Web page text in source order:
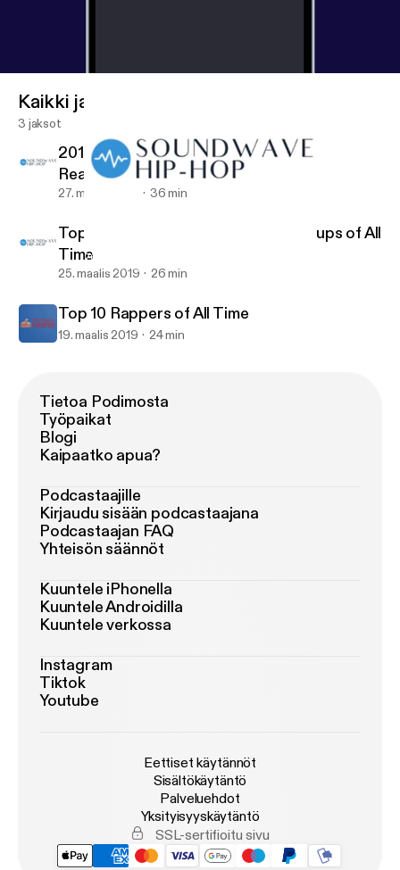
2019 XXL Freshman List Candidates Reaction
The Stars & Gripes
Kaikki jaksot
3 jaksot
2019 XXL Freshman List Candidates
Reaction
27. maalis 2019 36 min
Top 10 Rap Albums & Top 5 Rap Groups of All
Time
25. maalis 2019 26 min
Top 10 Rappers of All Time
19. maalis 2019 24 min
Tietoa Podimosta
Työpaikat
Blogi
Kaipaatko apua?
Podcastaajille
Kirjaudu sisään podcastaajana
Podcastaajan FAQ
Yhteisön säännöt
Kuuntele iPhonella
Kuuntele Androidilla
Kuuntele verkossa
Instagram
Tiktok
Youtube
Eettiset käytännöt
Sisältökäytäntö
Palveluehdot
Yksityisyyskäytäntö
SSL-sertifioitu sivu